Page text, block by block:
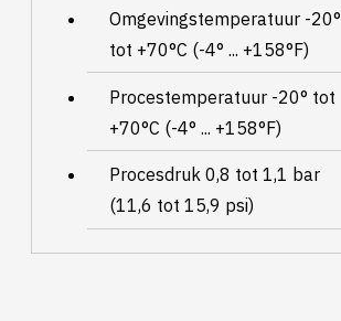
Omgevingstemperatuur -20°
tot +70°C (-4° ... +158°F)
Procestemperatuur -20° tot
+70°C (-4° ... +158°F)
Procesdruk 0,8 tot 1,1 bar
(11,6 tot 15,9 psi)